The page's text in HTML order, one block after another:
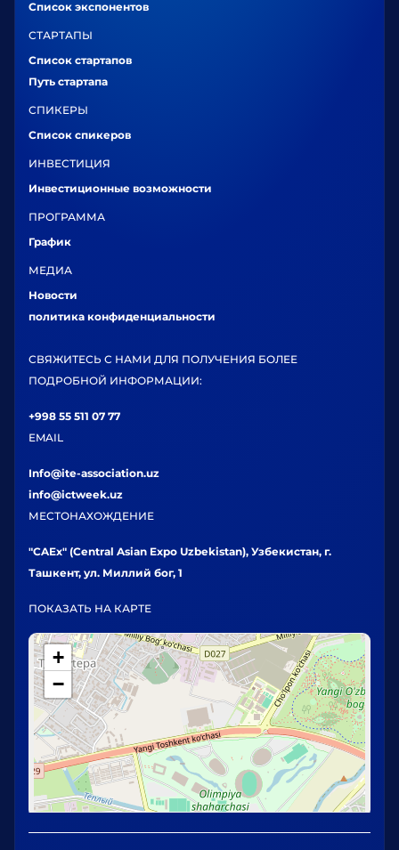
Список экспонентов
СТАРТАПЫ
Список стартапов
Путь стартапа
СПИКЕРЫ
Список спикеров
ИНВЕСТИЦИЯ
Инвестиционные возможности
ПРОГРАММА
График
МЕДИА
Новости
политика конфиденциальности
СВЯЖИТЕСЬ С НАМИ ДЛЯ ПОЛУЧЕНИЯ БОЛЕЕ
ПОДРОБНОЙ ИНФОРМАЦИИ:
+998 55 511 07 77
EMAIL
Info@ite-association.uz
info@ictweek.uz
МЕСТОНАХОЖДЕНИЕ
"CAEx" (Central Asian Expo Uzbekistan), Узбекистан, г.
Ташкент, ул. Миллий бог, 1
ПОКАЗАТЬ НА КАРТЕ
+
−